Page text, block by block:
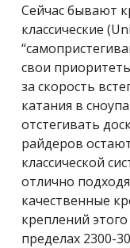
Сейчас бывают
классические
свои
за скорость
катания в
отстегивать
райдеров
классической
отлично
качественные
креплений
пределах 2300-